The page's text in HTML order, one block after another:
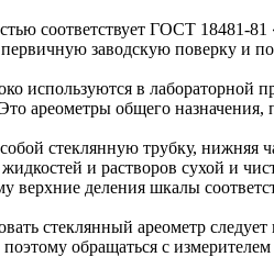
соответствует ГОСТ 18481-
заводскую поверку и
используются в лабораторной
ареометры общего назначения,
стеклянную трубку, нижняя
и растворов сухой и
верхние деления шкалы
стеклянный ареометр
обращаться с